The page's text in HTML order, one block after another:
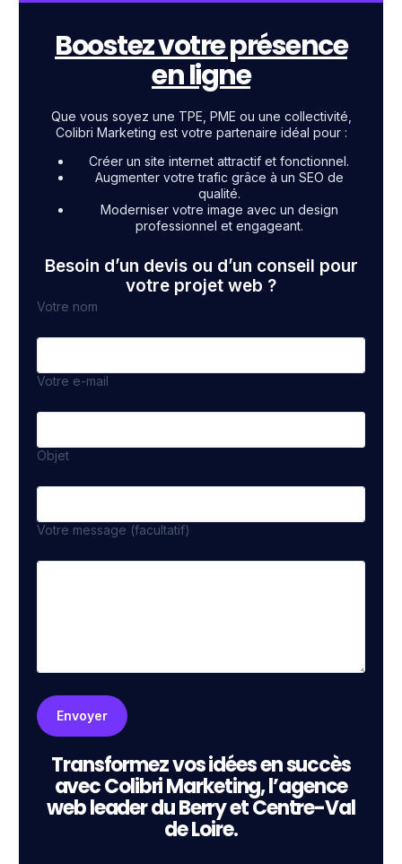
Boostez votre présence
en ligne
Que vous soyez une TPE, PME ou une collectivité,
Colibri Marketing est votre partenaire idéal pour :
Créer un site internet attractif et fonctionnel.
Augmenter votre trafic grâce à un SEO de
qualité.
Moderniser votre image avec un design
professionnel et engageant.
Besoin d’un devis ou d’un conseil pour
votre projet web ?
Votre nom
Votre e-mail
Objet
Votre message (facultatif)
Transformez vos idées en succès
avec Colibri Marketing, l’agence
web leader du Berry et Centre-Val
de Loire.